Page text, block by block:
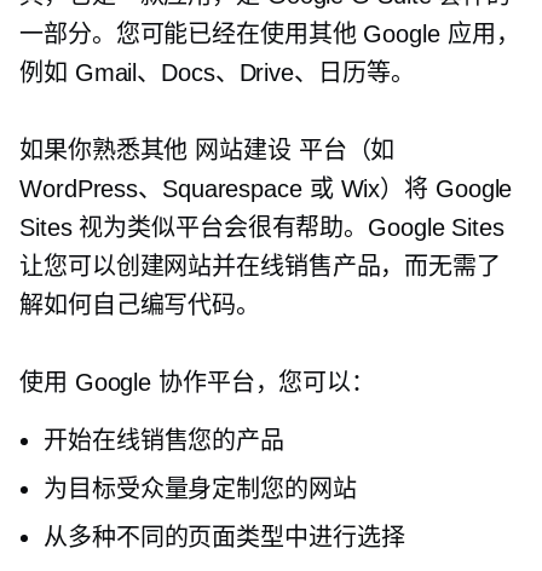
一部分。您可能已经在使用其他 Google 应用，
例如 Gmail、Docs、Drive、日历等。
如果你熟悉其他 网站建设 平台（如
WordPress、Squarespace 或 Wix）将 Google
Sites 视为类似平台会很有帮助。Google Sites
让您可以创建网站并在线销售产品，而无需了
解如何自己编写代码。
使用 Google 协作平台，您可以：
开始在线销售您的产品
为目标受众量身定制您的网站
从多种不同的页面类型中进行选择